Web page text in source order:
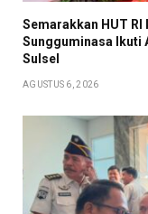
Semarakkan HUT
Sungguminasa Ikuti
Sulsel
AGUSTUS 6, 2026